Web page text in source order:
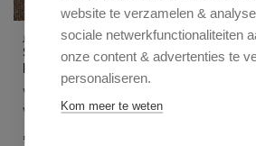
website te verzamelen &
sociale netwerkfunctionaliteiten
onze content & advertenties te
personaliseren.
Kom meer te weten
JESPER HOME
Stofstaal - Jesper Home |
Hofu - French Toast
Wil je eerst de kleur of stof
van je favoriete stoel zien? Of
€1,00